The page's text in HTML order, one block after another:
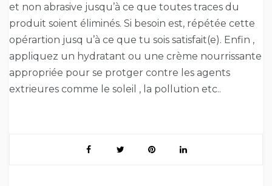
et non abrasive jusqu’à ce que toutes traces du
produit soient éliminés. Si besoin est, répétée cette
opérartion jusq u’à ce que tu sois satisfait(e). Enfin ,
appliquez un hydratant ou une crème nourrissante
appropriée pour se protger contre les agents
extrieures comme le soleil , la pollution etc..